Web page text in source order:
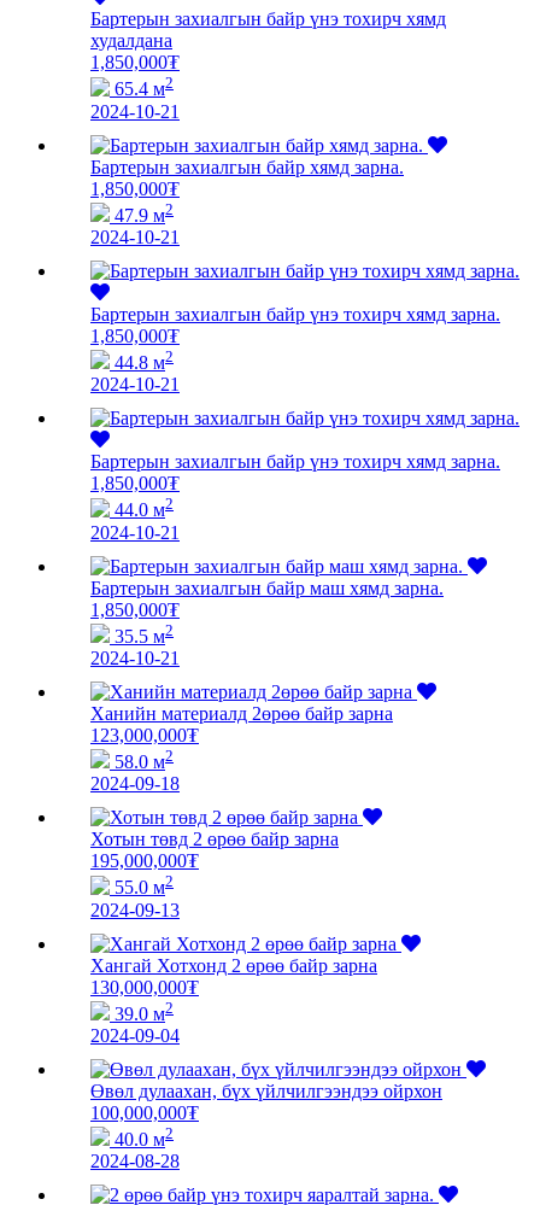
Бартерын захиалгын байр үнэ тохирч хямд
худалдана
1,850,000₮
65.4 м2
2024-10-21
Бартерын захиалгын байр хямд зарна.
1,850,000₮
47.9 м2
2024-10-21
Бартерын захиалгын байр үнэ тохирч хямд зарна.
1,850,000₮
44.8 м2
2024-10-21
Бартерын захиалгын байр үнэ тохирч хямд зарна.
1,850,000₮
44.0 м2
2024-10-21
Бартерын захиалгын байр маш хямд зарна.
1,850,000₮
35.5 м2
2024-10-21
Ханийн материалд 2өрөө байр зарна
123,000,000₮
58.0 м2
2024-09-18
Хотын төвд 2 өрөө байр зарна
195,000,000₮
55.0 м2
2024-09-13
Хангай Хотхонд 2 өрөө байр зарна
130,000,000₮
39.0 м2
2024-09-04
Өвөл дулаахан, бүх үйлчилгээндээ ойрхон
100,000,000₮
40.0 м2
2024-08-28